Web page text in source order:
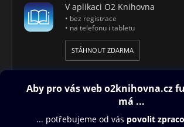
V aplikaci O2 Knihovna
• bez registrace
• na telefonu i tabletu
STÁHNOUT ZDARMA
Obsah ke stažení